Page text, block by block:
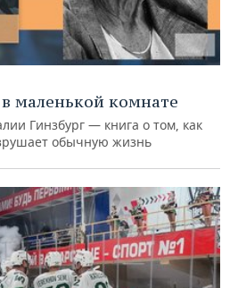
маленькой комнате
Гинзбург — книга о том, как
обычную жизнь